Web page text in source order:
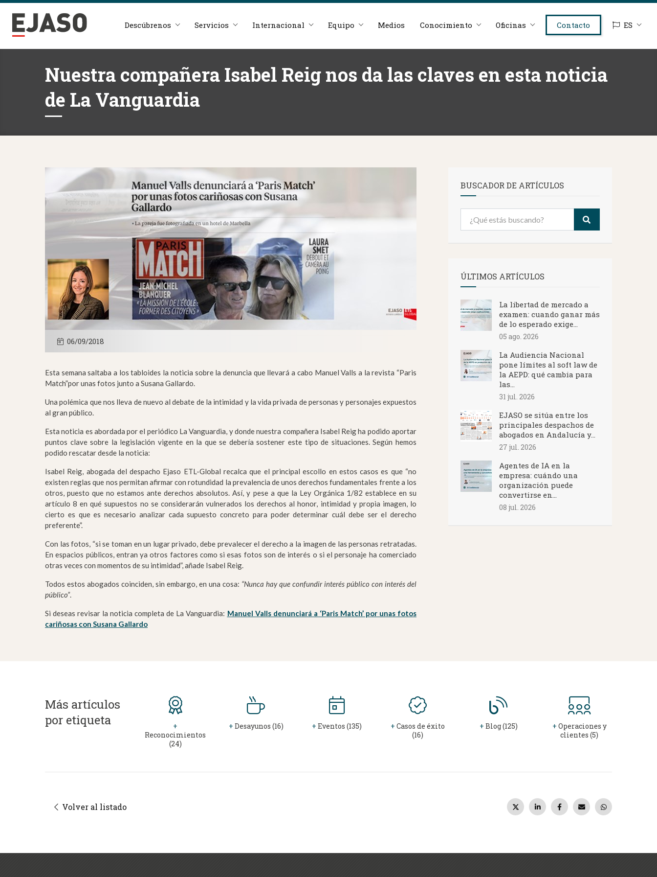
Descúbrenos Servicios Internacional Equipo Medios Conocimiento Oficinas Contacto ES
Nuestra compañera Isabel Reig nos da las claves en esta noticia
de La Vanguardia
06/09/2018
Esta semana saltaba a los tabloides la noticia sobre la denuncia que llevará a cabo Manuel Valls a la revista “Paris
Match”por unas fotos junto a Susana Gallardo.
Una polémica que nos lleva de nuevo al debate de la intimidad y la vida privada de personas y personajes expuestos
al gran público.
Esta noticia es abordada por el periódico La Vanguardia, y donde nuestra compañera Isabel Reig ha podido aportar
puntos clave sobre la legislación vigente en la que se debería sostener este tipo de situaciones. Según hemos
podido rescatar desde la noticia:
Isabel Reig, abogada del despacho Ejaso ETL-Global recalca que el principal escollo en estos casos es que “no
existen reglas que nos permitan afirmar con rotundidad la prevalencia de unos derechos fundamentales frente a los
otros, puesto que no estamos ante derechos absolutos. Así, y pese a que la Ley Orgánica 1/82 establece en su
artículo 8 en qué supuestos no se considerarán vulnerados los derechos al honor, intimidad y propia imagen, lo
cierto es que es necesario analizar cada supuesto concreto para poder determinar cuál debe ser el derecho
preferente”.
Con las fotos, “si se toman en un lugar privado, debe prevalecer el derecho a la imagen de las personas retratadas.
En espacios públicos, entran ya otros factores como si esas fotos son de interés o si el personaje ha comerciado
otras veces con momentos de su intimidad”, añade Isabel Reig.
Todos estos abogados coinciden, sin embargo, en una cosa: “Nunca hay que confundir interés público con interés del
público”.
Si deseas revisar la noticia completa de La Vanguardia: Manuel Valls denunciará a ‘Paris Match’ por unas fotos
cariñosas con Susana Gallardo
BUSCADOR DE ARTÍCULOS
ÚLTIMOS ARTÍCULOS
La libertad de mercado a
examen: cuando ganar más
de lo esperado exige...
05 ago. 2026
La Audiencia Nacional
pone límites al soft law de
la AEPD: qué cambia para
las...
31 jul. 2026
EJASO se sitúa entre los
principales despachos de
abogados en Andalucía y...
27 jul. 2026
Agentes de IA en la
empresa: cuándo una
organización puede
convertirse en...
08 jul. 2026
Más artículos
por etiqueta
+
Reconocimientos
(24)
+ Desayunos (16) + Eventos (135) + Casos de éxito
(16)
+ Blog (125) + Operaciones y
clientes (5)
Volver al listado